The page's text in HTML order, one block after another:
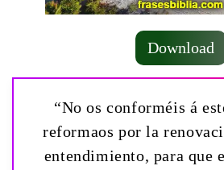
Download
“No os conforméis á
reformaos por la
entendimiento, para que